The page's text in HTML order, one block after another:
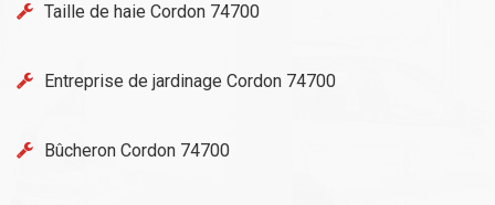
Taille de haie Cordon 74700
Entreprise de jardinage Cordon 74700
Bûcheron Cordon 74700